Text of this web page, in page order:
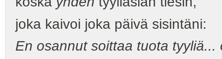
joka kaivoi joka päivä sisintäni:
En osannut soittaa tuota tyyliä...